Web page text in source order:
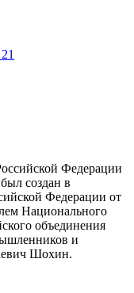
Федерации
создан в
Федерации от
Национального
объединения
и
Шохин.